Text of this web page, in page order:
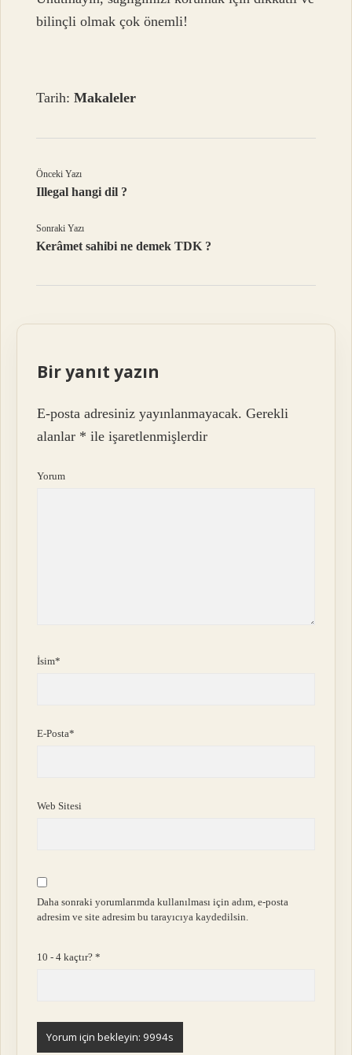
bilinçli olmak çok önemli!
Tarih:Makaleler
Önceki Yazı
Illegal hangi dil ?
Sonraki Yazı
Kerâmet sahibi ne demek TDK ?
Bir yanıt yazın
E-posta adresiniz yayınlanmayacak. Gerekli
alanlar * ile işaretlenmişlerdir
Yorum
İsim*
E-Posta*
Web Sitesi
Daha sonraki yorumlarımda kullanılması için adım, e-posta
adresim ve site adresim bu tarayıcıya kaydedilsin.
10 - 4 kaçtır?*